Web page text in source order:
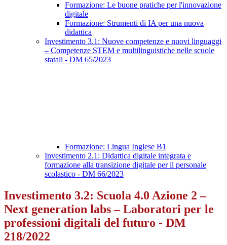
Formazione: Le buone pratiche per l'innovazione
digitale
Formazione: Strumenti di IA per una nuova
didattica
Investimento 3.1: Nuove competenze e nuovi linguaggi
– Competenze STEM e multilinguistiche nelle scuole
statali - DM 65/2023
Formazione: Lingua Inglese B1
Investimento 2.1: Didattica digitale integrata e
formazione alla transizione digitale per il personale
scolastico - DM 66/2023
Investimento 3.2: Scuola 4.0 Azione 2 –
Next generation labs – Laboratori per le
professioni digitali del futuro - DM
218/2022